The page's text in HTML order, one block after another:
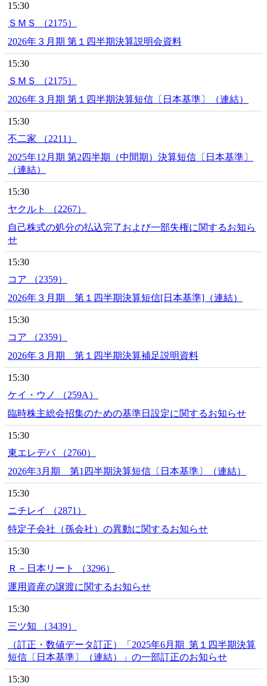
15:30
ＳＭＳ （2175）
2026年３月期 第１四半期決算説明会資料
15:30
ＳＭＳ （2175）
2026年３月期 第１四半期決算短信〔日本基準〕（連結）
15:30
不二家 （2211）
2025年12月期 第2四半期（中間期）決算短信〔日本基準〕
（連結）
15:30
ヤクルト （2267）
自己株式の処分の払込完了および一部失権に関するお知ら
せ
15:30
コア （2359）
2026年３月期 第１四半期決算短信[日本基準]（連結）
15:30
コア （2359）
2026年３月期 第１四半期決算補足説明資料
15:30
ケイ・ウノ （259A）
臨時株主総会招集のための基準日設定に関するお知らせ
15:30
東エレデバ （2760）
2026年3月期 第1四半期決算短信〔日本基準〕（連結）
15:30
ニチレイ （2871）
特定子会社（孫会社）の異動に関するお知らせ
15:30
Ｒ－日本リート （3296）
運用資産の譲渡に関するお知らせ
15:30
三ツ知 （3439）
（訂正・数値データ訂正）「2025年6月期_第１四半期決算
短信〔日本基準〕（連結）」の一部訂正のお知らせ
15:30